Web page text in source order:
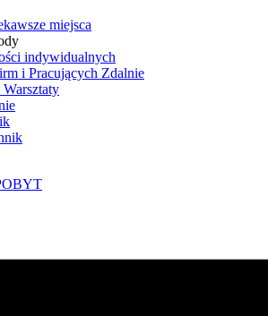
miejsca
indywidualnych
i Pracujących Zdalnie
Warsztaty